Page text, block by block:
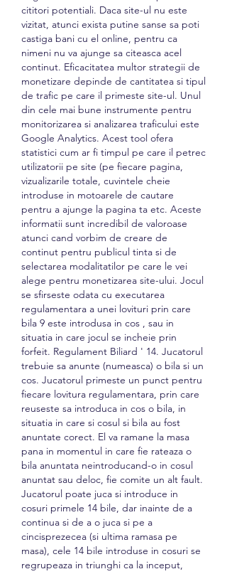
cititori potentiali. Daca site-ul nu este
vizitat, atunci exista putine sanse sa poti
castiga bani cu el online, pentru ca
nimeni nu va ajunge sa citeasca acel
continut. Eficacitatea multor strategii de
monetizare depinde de cantitatea si tipul
de trafic pe care il primeste site-ul. Unul
din cele mai bune instrumente pentru
monitorizarea si analizarea traficului este
Google Analytics. Acest tool ofera
statistici cum ar fi timpul pe care il petrec
utilizatorii pe site (pe fiecare pagina,
vizualizarile totale, cuvintele cheie
introduse in motoarele de cautare
pentru a ajunge la pagina ta etc. Aceste
informatii sunt incredibil de valoroase
atunci cand vorbim de creare de
continut pentru publicul tinta si de
selectarea modalitatilor pe care le vei
alege pentru monetizarea site-ului. Jocul
se sfirseste odata cu executarea
regulamentara a unei lovituri prin care
bila 9 este introdusa in cos , sau in
situatia in care jocul se incheie prin
forfeit. Regulament Biliard ' 14. Jucatorul
trebuie sa anunte (numeasca) o bila si un
cos. Jucatorul primeste un punct pentru
fiecare lovitura regulamentara, prin care
reuseste sa introduca in cos o bila, in
situatia in care si cosul si bila au fost
anuntate corect. El va ramane la masa
pana in momentul in care fie rateaza o
bila anuntata neintroducand-o in cosul
anuntat sau deloc, fie comite un alt fault.
Jucatorul poate juca si introduce in
cosuri primele 14 bile, dar inainte de a
continua si de a o juca si pe a
cincisprezecea (si ultima ramasa pe
masa), cele 14 bile introduse in cosuri se
regrupeaza in triunghi ca la inceput,